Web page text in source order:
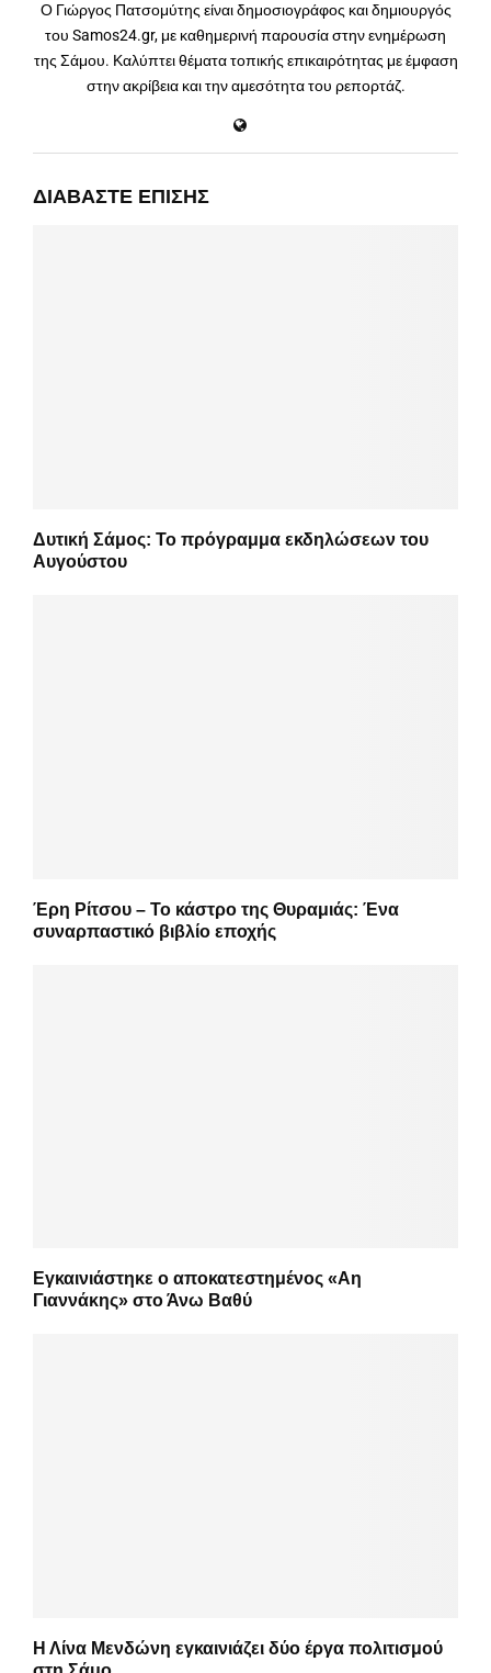
Ο Γιώργος Πατσομύτης είναι δημοσιογράφος και δημιουργός
του Samos24.gr, με καθημερινή παρουσία στην ενημέρωση
της Σάμου. Καλύπτει θέματα τοπικής επικαιρότητας με έμφαση
στην ακρίβεια και την αμεσότητα του ρεπορτάζ.
ΔΙΑΒΆΣΤΕ ΕΠΊΣΗΣ
Δυτική Σάμος: Το πρόγραμμα εκδηλώσεων του
Αυγούστου
Έρη Ρίτσου – Το κάστρο της Θυραμιάς: Ένα
συναρπαστικό βιβλίο εποχής
Εγκαινιάστηκε ο αποκατεστημένος «Αη
Γιαννάκης» στο Άνω Βαθύ
Η Λίνα Μενδώνη εγκαινιάζει δύο έργα πολιτισμού